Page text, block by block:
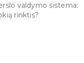
valdymo sistema:
rinktis?